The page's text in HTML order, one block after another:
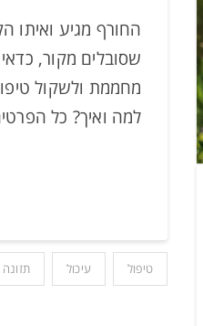
החורף מגיע ואיתו
שסובלים מקור,
מחממת ולשקול
למה ואיך? כל
טיפול עיכול תזונה